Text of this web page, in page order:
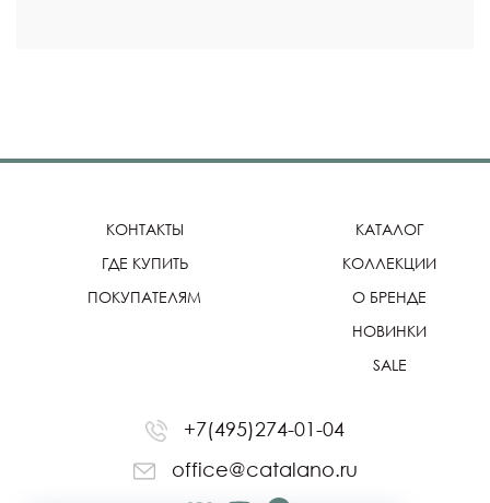
КОНТАКТЫ
ГДЕ КУПИТЬ
ПОКУПАТЕЛЯМ
КАТАЛОГ
КОЛЛЕКЦИИ
О БРЕНДЕ
НОВИНКИ
SALE
+7(495)274-01-04
office@catalano.ru